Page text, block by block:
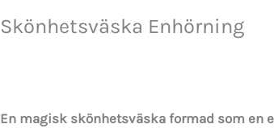
Skönhetsväska Enhörning
En magisk skönhetsväska formad som